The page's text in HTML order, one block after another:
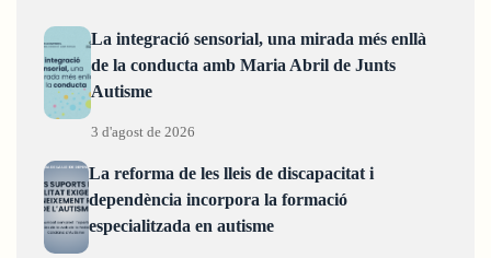
La integració sensorial, una mirada més enllà
de la conducta amb Maria Abril de Junts
Autisme
3 d'agost de 2026
La reforma de les lleis de discapacitat i
dependència incorpora la formació
especialitzada en autisme